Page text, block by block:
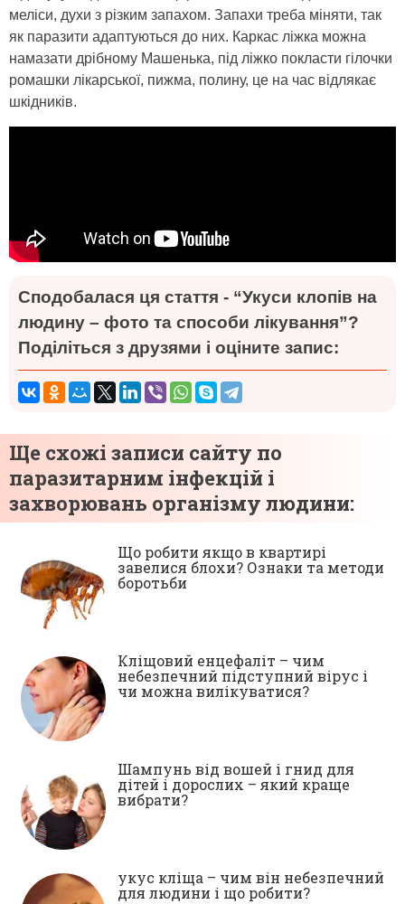
меліси, духи з різким запахом. Запахи треба міняти, так
як паразити адаптуються до них. Каркас ліжка можна
намазати дрібному Машенька, під ліжко покласти гілочки
ромашки лікарської, пижма, полину, це на час відлякає
шкідників.
Сподобалася ця стаття - “Укуси клопів на
людину – фото та способи лікування”?
Поділіться з друзями і оціните запис:
Ще схожі записи сайту по
паразитарним інфекцій і
захворювань організму людини:
Що робити якщо в квартирі
завелися блохи? Ознаки та методи
боротьби
Кліщовий енцефаліт – чим
небезпечний підступний вірус і
чи можна вилікуватися?
Шампунь від вошей і гнид для
дітей і дорослих – який краще
вибрати?
укус кліща – чим він небезпечний
для людини і що робити?